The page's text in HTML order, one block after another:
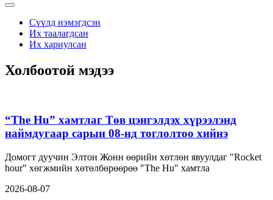
Сүүлд нэмэгдсэн
Их таалагдсан
Их хариулсан
Холбоотой мэдээ
“The Hu” хамтлаг Төв цэнгэлдэх хүрээлэнд
наймдугаар сарын 08-нд тоглолтоо хийнэ
Домогт дуучин Элтон Жонн өөрийн хөтлөн явуулдаг "Rocket
hour" хөгжмийн хөтөлбөрөөрөө "The Hu" хамтла
2026-08-07